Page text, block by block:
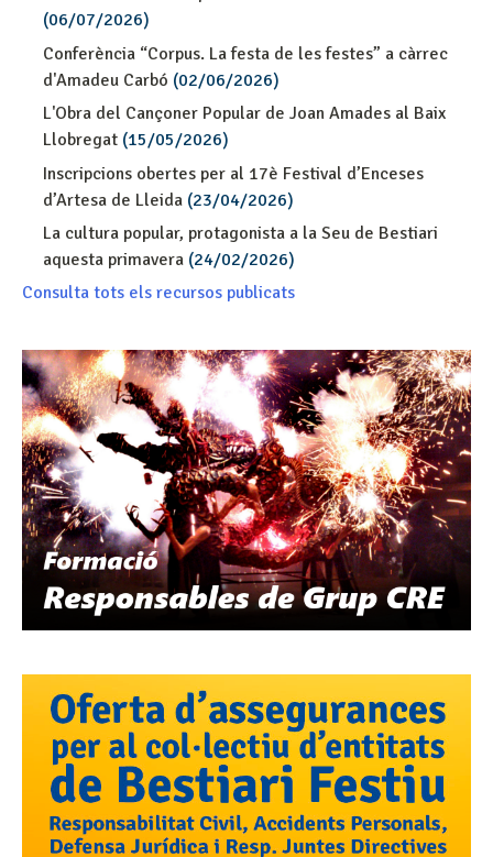
(06/07/2026)
Conferència “Corpus. La festa de les festes” a càrrec
d'Amadeu Carbó (02/06/2026)
L'Obra del Cançoner Popular de Joan Amades al Baix
Llobregat (15/05/2026)
Inscripcions obertes per al 17è Festival d’Enceses
d’Artesa de Lleida (23/04/2026)
La cultura popular, protagonista a la Seu de Bestiari
aquesta primavera (24/02/2026)
Consulta tots els recursos publicats